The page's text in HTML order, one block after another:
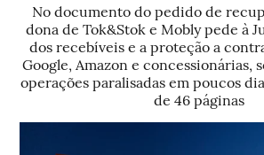
No documento do pedido de
dona de Tok&Stok e Mobly pede à
dos recebíveis e a proteção a
Google, Amazon e concessionárias,
operações paralisadas em poucos
de 46 páginas